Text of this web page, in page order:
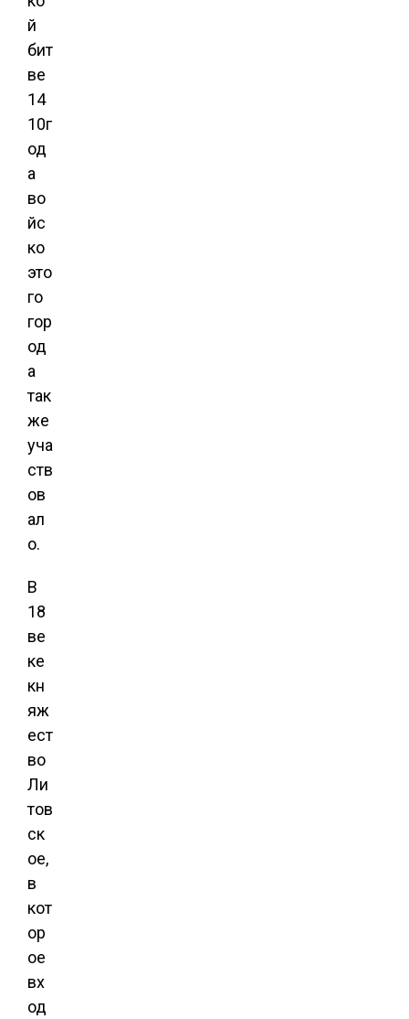
й
бит
ве
14
10г
од
а
во
йс
ко
это
го
гор
од
а
так
же
уча
ств
ов
ал
о.
В
18
ве
ке
кн
яж
ест
во
Ли
тов
ск
ое,
в
кот
ор
ое
вх
од